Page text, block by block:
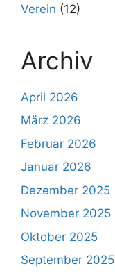
Verein (12)
Archiv
April 2026
März 2026
Februar 2026
Januar 2026
Dezember 2025
November 2025
Oktober 2025
September 2025